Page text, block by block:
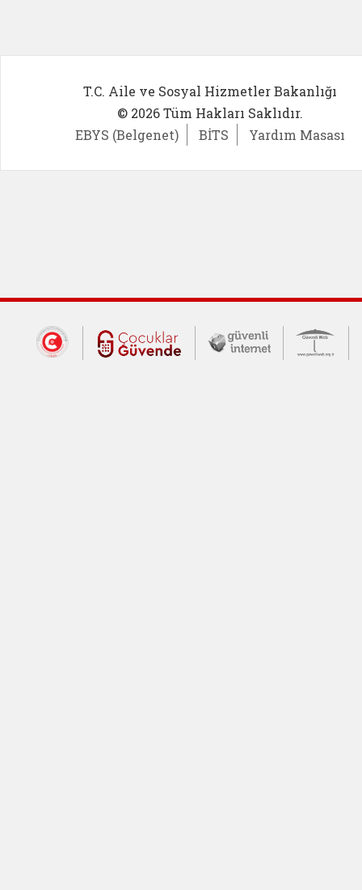
T.C. Aile ve Sosyal Hizmetler Bakanlığı
© 2026 Tüm Hakları Saklıdır.
EBYS (Belgenet)
BİTS Yardım Masası
Dış Bağlantılar
Cumhurbaşkanlığı İletişim Merkezi
Çocuklar Güvende (yeni
Güvenli